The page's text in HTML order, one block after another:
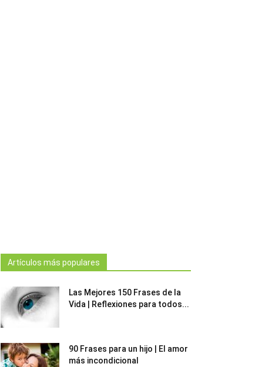
Artículos más populares
Las Mejores 150 Frases de la
Vida | Reflexiones para todos...
90 Frases para un hijo | El amor
más incondicional